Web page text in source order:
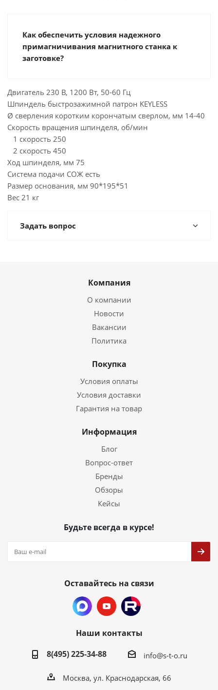
Как обеспечить условия надежного
примагничивания магнитного станка к
заготовке?
Двигатель 230 В, 1200 Вт, 50-60 Гц
Шпиндель быстрозажимной патрон KEYLESS
Ø сверления коротким корончатым сверлом, мм 14-40
Скорость вращения шпинделя, об/мин
1 скорость 250
2 скорость 450
Ход шпинделя, мм 75
Система подачи СОЖ есть
Размер основания, мм 90*195*51
Вес 21 кг
Задать вопрос
Компания
О компании
Новости
Вакансии
Политика
Покупка
Условия оплаты
Условия доставки
Гарантия на товар
Информация
Блог
Вопрос-ответ
Бренды
Обзоры
Кейсы
Будьте всегда в курсе!
Оставайтесь на связи
Наши контакты
8(495) 225-34-88
info@s-t-o.ru
Москва, ул. Краснодарская, 66